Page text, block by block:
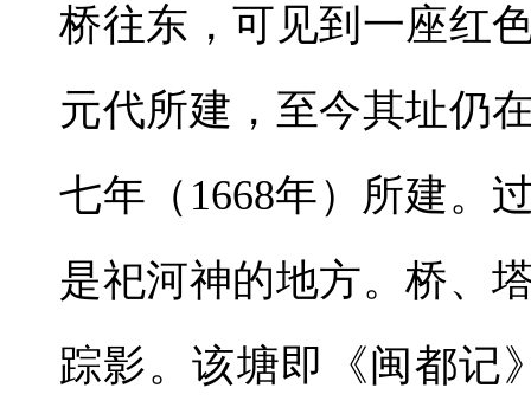
桥往东，可见到一座红
元代所建，至今其址仍
七年（1668年）所建。
是祀河神的地方。桥、
踪影。该塘即《闽都记